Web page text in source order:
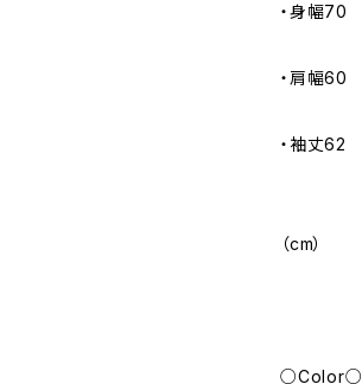
・身幅70
・肩幅60
・袖丈62
（cm）
○Color○